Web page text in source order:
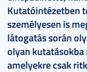
Kutatóintézetben
személyesen is
látogatás során
olyan
amelyekre csak